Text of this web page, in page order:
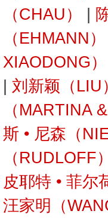
（CHAU）
（EHMANN）
XIAODONG）
刘新颖（LIU
（MARTINA
斯 • 尼森（
（RUDLOFF）
皮耶特 • 菲尔
汪家明（